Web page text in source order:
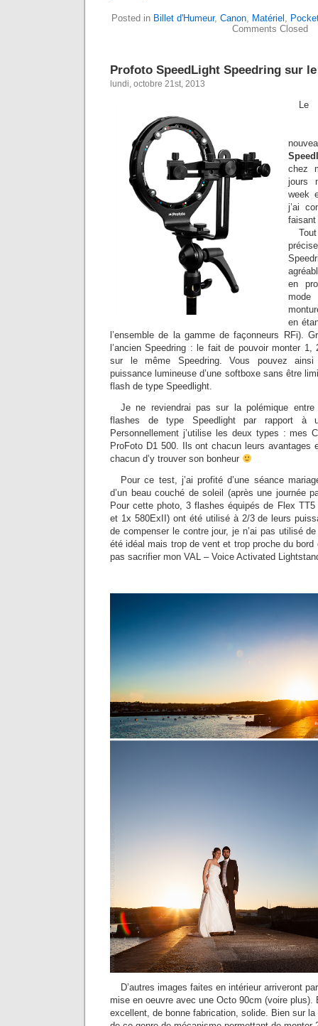
Posted in Billet d'Humeur, Canon, Matériel ,
Comments Closed
Profoto SpeedLight Speedring sur
lundi, octobre 21st, 2013
Le
chez
jours
week
j’ai
faisant
en
en
l’ensemble de la gamme de façonneurs RFi).
l’ancien Speedring : le fait de pouvoir monter
sur le même Speedring. Vous pouvez ainsi
puissance lumineuse d’une softboxe sans être
flash de type Speedlight.
Je ne reviendrai pas sur la polémique entre
flashes de type Speedlight par rapport à
Personnellement j’utilise les deux types : mes
ProFoto D1 500. Ils ont chacun leurs avantages
chacun d’y trouver son bonheur
Pour ce test, j’ai profité d’une séance
d’un beau couché de soleil (après une journée
Pour cette photo, 3 flashes équipés de Flex
et 1x 580ExII) ont été utilisé à 2/3 de leurs
de compenser le contre jour, je n’ai pas utilisé
été idéal mais trop de vent et trop proche du
pas sacrifier mon VAL – Voice Activated
D’autres images faites en intérieur arriveront
mise en oeuvre avec une Octo 90cm (voire plus).
excellent, de bonne fabrication, solide. Bien sur